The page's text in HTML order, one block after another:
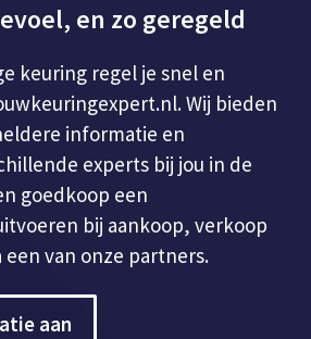
en zo geregeld
keuring regel je snel en
Wij bieden
informatie en
experts bij jou in de
goedkoop een
bij aankoop, verkoop
van onze partners.
aan